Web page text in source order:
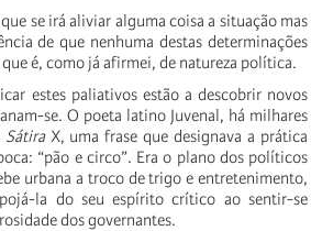
se irá aliviar alguma coisa a situação mas
de que nenhuma destas determinações
é, como já afirmei, de natureza política.
estes paliativos estão a descobrir novos
se. O poeta latino Juvenal, há milhares
SátiraX, uma frase que designava a prática
“pão e circo”. Era o plano dos políticos
urbana a troco de trigo e entretenimento,
la do seu espírito crítico ao sentir-se
dos governantes.